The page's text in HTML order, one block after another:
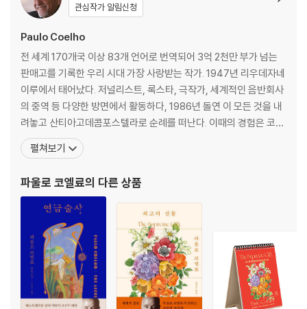
관심작가 알림신청
Paulo Coelho
전 세계 170개국 이상 83개 언어로 번역되어 3억 2천만 부가 넘는
판매고를 기록한 우리 시대 가장 사랑받는 작가. 1947년 리우데자네
이루에서 태어났다. 저널리스트, 록스타, 극작가, 세계적인 음반회사
의 중역 등 다양한 방면에서 활동하다, 1986년 돌연 이 모든 것을 내
려놓고 산티아고데콤포스텔라로 순례를 떠난다. 이때의 경험은 코엘
료의 삶에 커다란 전환점이 된다. 그는 이 순례에 감화되어 첫 작품
『순례자』를 썼고, 이듬해 자아의 연금술을 신비롭게 그려낸 『연금술
로 결심하다』 『피에트라 강가에서
펼쳐보기
파울로 코엘료의 다른 상품